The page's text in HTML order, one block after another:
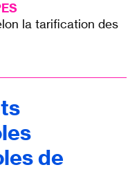
la tarification des
de